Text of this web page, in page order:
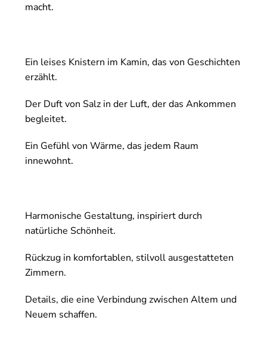
macht.
Ein leises Knistern im Kamin, das von Geschichten
erzählt.
Der Duft von Salz in der Luft, der das Ankommen
begleitet.
Ein Gefühl von Wärme, das jedem Raum
innewohnt.
Harmonische Gestaltung, inspiriert durch
natürliche Schönheit.
Rückzug in komfortablen, stilvoll ausgestatteten
Zimmern.
Details, die eine Verbindung zwischen Altem und
Neuem schaffen.